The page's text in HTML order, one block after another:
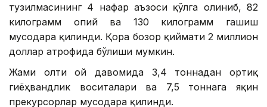
тузилмасининг 4 нафар аъзоси қўлга олиниб, 82
килограмм опий ва 130 килограмм гашиш
мусодара қилинди. Қора бозор қиймати 2 миллион
доллар атрофида бўлиши мумкин.
Жами олти ой давомида 3,4 тоннадан ортиқ
гиёҳвандлик воситалари ва 7,5 тоннага яқин
прекурсорлар мусодара қилинди.